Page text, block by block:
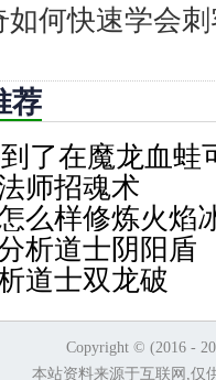
如何快速学会
荐
了在魔龙血蛙
师招魂术
么样修炼火焰
析道士阴阳盾
道士双龙破
Copyright © (2016 -
本站资料来源于互联网,仅